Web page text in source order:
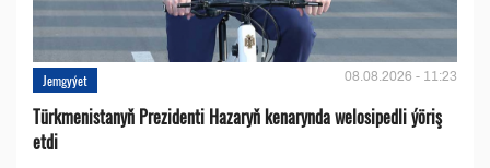
Jemgyýet 08.08.2026 - 11:23
Türkmenistanyň Prezidenti Hazaryň kenarynda welosipedli ýöriş
etdi